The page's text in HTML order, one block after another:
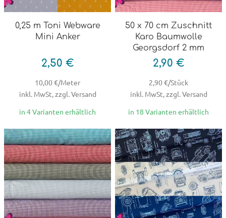
0,25 m Toni Webware
Mini Anker
2,50 €
10,00 €/Meter
inkl. MwSt, zzgl. Versand
in 4 Varianten erhältlich
50 x 70 cm Zuschnitt
Karo Baumwolle
Georgsdorf 2 mm
2,90 €
2,90 €/Stück
inkl. MwSt, zzgl. Versand
in 18 Varianten erhältlich